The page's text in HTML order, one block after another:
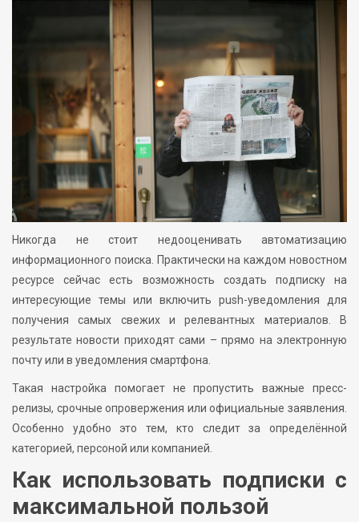
Никогда не стоит недооценивать автоматизацию
информационного поиска. Практически на каждом новостном
ресурсе сейчас есть возможность создать подписку на
интересующие темы или включить push-уведомления для
получения самых свежих и релевантных материалов. В
результате новости приходят сами – прямо на электронную
почту или в уведомления смартфона.
Такая настройка помогает не пропустить важные пресс-
релизы, срочные опровержения или официальные заявления.
Особенно удобно это тем, кто следит за определённой
категорией, персоной или компанией.
Как использовать подписки с
максимальной пользой